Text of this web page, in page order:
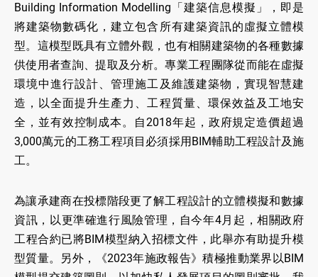
Building Information Modelling「建築信息模擬」，即是
將建築物數碼化，建立包含所有建築資訊的虛擬立體模
型。這模型既具有立體外觀，也有相關建築物的各種數據
供使用者查詢、提取及分析。專業工程團隊從而能在虛擬
環境中進行設計、管理施工及維護建築物，實現智慧建
造，以全面提升生產力、工程質量、環保效益及工地安
全，並有效控制成本。自2018年起，政府規定造價超過
3,000萬元的工務工程項目必須採用BIM輔助工程設計及施
工。
為讓承建商在投標階段更了解工程設計的立體模擬和數據
資訊，以更準確進行風險管理，自今年4月起，相關政府
工程合約已將BIM模型納入招標文件，此舉亦有助提升模
型質量。另外，《2023年施政報告》積極推動業界以BIM